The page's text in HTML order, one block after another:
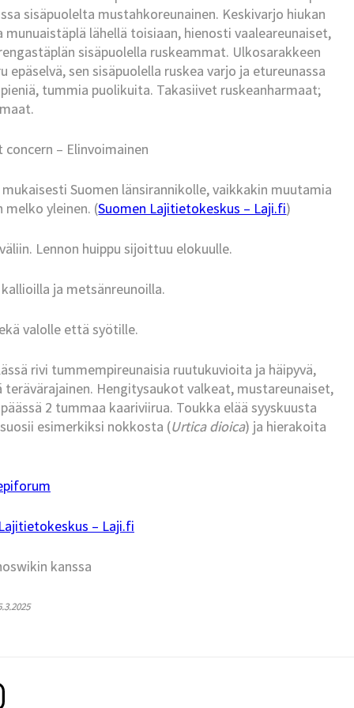
sisäpuolelta mustahkoreunainen. Keskivarjo hiukan
lähellä toisiaan, hienosti vaaleareunaiset,
sisäpuolella ruskeammat. Ulkosarakkeen
sen sisäpuolella ruskea varjo ja etureunassa
tummia puolikuita. Takasiivet ruskeanharmaat;
concern – Elinvoimainen
Suomen länsirannikolle, vaikkakin muutamia
melko yleinen. (Suomen Lajitietokeskus – Laji.fi)
Lennon huippu sijoittuu elokuulle.
ja metsänreunoilla.
valolle että syötille.
rivi tummempireunaisia ruutukuvioita ja häipyvä,
terävärajainen. Hengitysaukot valkeat, mustareunaiset,
2 tummaa kaariviirua. Toukka elää syyskuusta
esimerkiksi nokkosta (Urtica dioica) ja hierakoita
– Laji.fi
kanssa